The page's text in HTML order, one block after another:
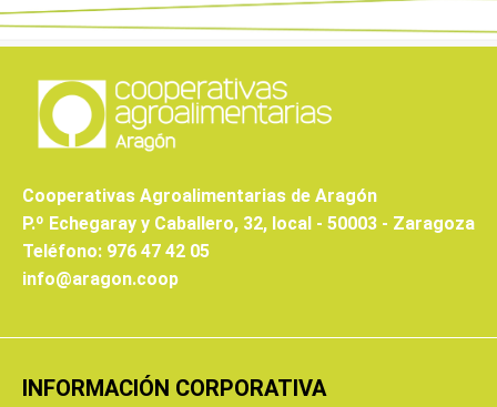
Cooperativas Agroalimentarias de Aragón
P.º Echegaray y Caballero, 32, local - 50003 - Zaragoza
Teléfono: 976 47 42 05
info@aragon.coop
INFORMACIÓN CORPORATIVA